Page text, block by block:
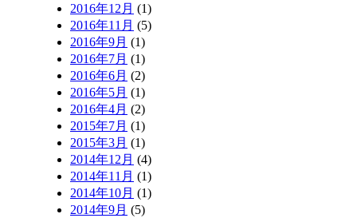
2016年12月 (1)
2016年11月 (5)
2016年9月 (1)
2016年7月 (1)
2016年6月 (2)
2016年5月 (1)
2016年4月 (2)
2015年7月 (1)
2015年3月 (1)
2014年12月 (4)
2014年11月 (1)
2014年10月 (1)
2014年9月 (5)